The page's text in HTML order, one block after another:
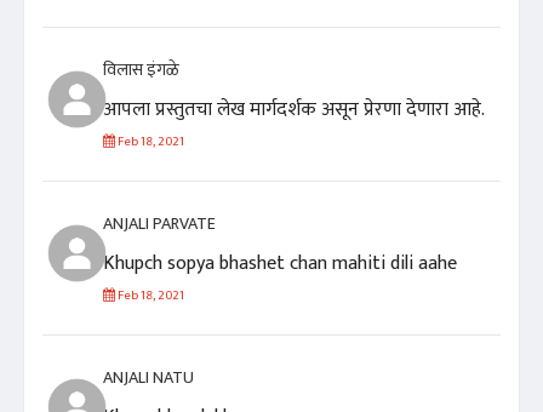
विलास इंगळे
आपला प्रस्तुतचा लेख मार्गदर्शक असून प्रेरणा देणारा आहे.
Feb 18, 2021
ANJALI PARVATE
Khupch sopya bhashet chan mahiti dili aahe
Feb 18, 2021
ANJALI NATU